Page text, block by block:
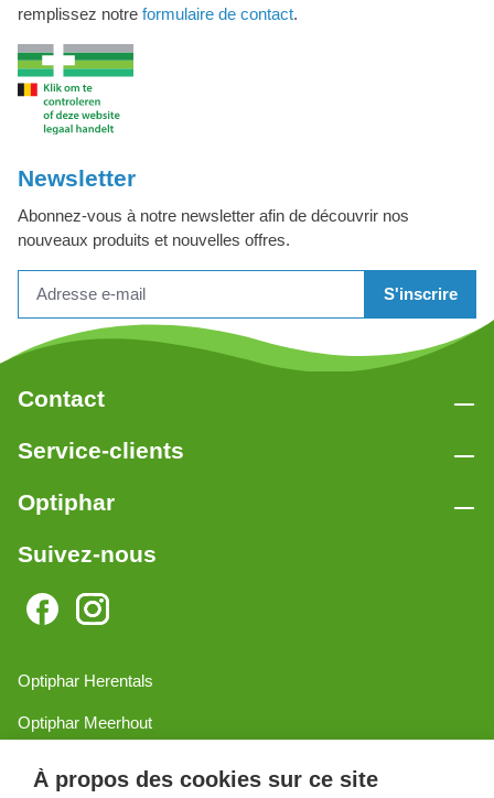
À propos des cookies sur ce site
remplissez notre formulaire de contact.
Newsletter
Abonnez-vous à notre newsletter afin de découvrir nos
nouveaux produits et nouvelles offres.
S'inscrire
Contact
Service-clients
Optiphar
Suivez-nous
Optiphar Herentals
Optiphar Meerhout
Optiphar Geel - Dr. van de Perrestraat